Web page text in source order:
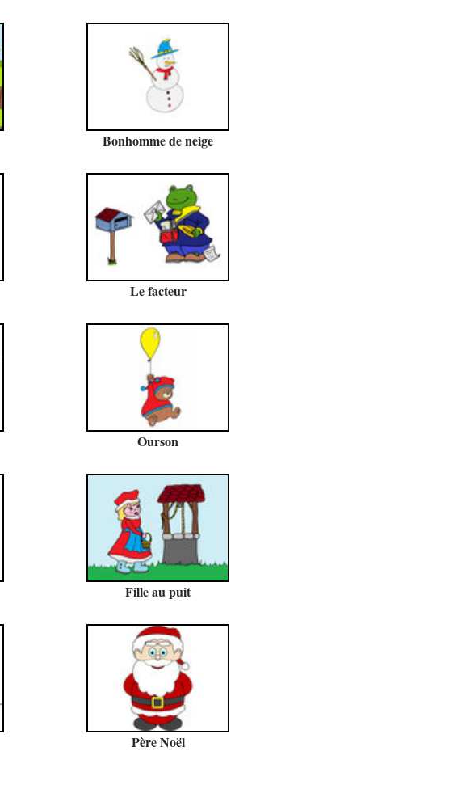
Bonhomme de neige
Le facteur
Ourson
Fille au puit
Père Noël